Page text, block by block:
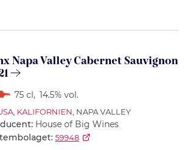
Napa Valley Cabernet Sauvignon
75 cl, 14.5% vol.
, KALIFORNIEN , NAPA VALLEY
House of Big Wines
59948